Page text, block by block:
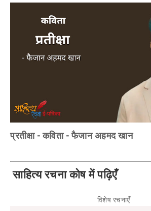
प्रतीक्षा - कविता - फैजान अहमद खान
साहित्य रचना कोष में पढ़िएँ
विशेष रचनाएँ